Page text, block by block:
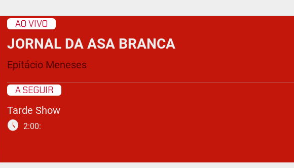
AO VIVO
JORNAL DA ASA BRANCA
Epitácio Meneses
A SEGUIR
Tarde Show
schedule 2:00: